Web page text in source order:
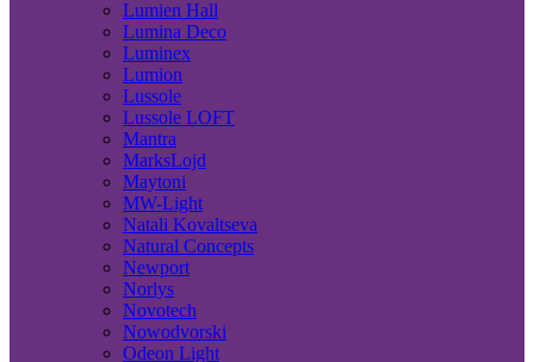
Lumien Hall
Lumina Deco
Luminex
Lumion
Lussole
Lussole LOFT
Mantra
MarksLojd
Maytoni
MW-Light
Natali Kovaltseva
Natural Concepts
Newport
Norlys
Novotech
Nowodvorski
Odeon Light